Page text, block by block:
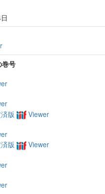
巻号
版
Viewer
版
Viewer